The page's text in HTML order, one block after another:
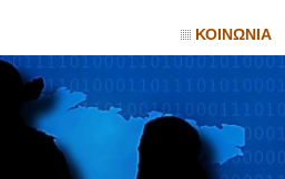
ΚΟΙΝΩΝΙΑ